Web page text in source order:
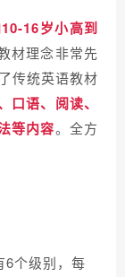
10-16岁小高到
材理念非常先
传统英语教材
口语、阅读、
等内容。全方
个级别，每